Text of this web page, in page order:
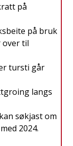
på
på bruk
over til
tursti går
langs
søkjast om
2024.